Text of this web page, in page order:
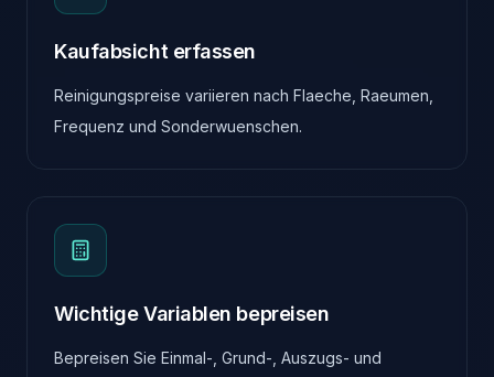
Kaufabsicht erfassen
Reinigungspreise variieren nach Flaeche, Raeumen,
Frequenz und Sonderwuenschen.
Wichtige Variablen bepreisen
Bepreisen Sie Einmal-, Grund-, Auszugs- und